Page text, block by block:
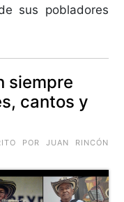
sus pobladores
siempre
cantos y
POR JUAN RINCÓN